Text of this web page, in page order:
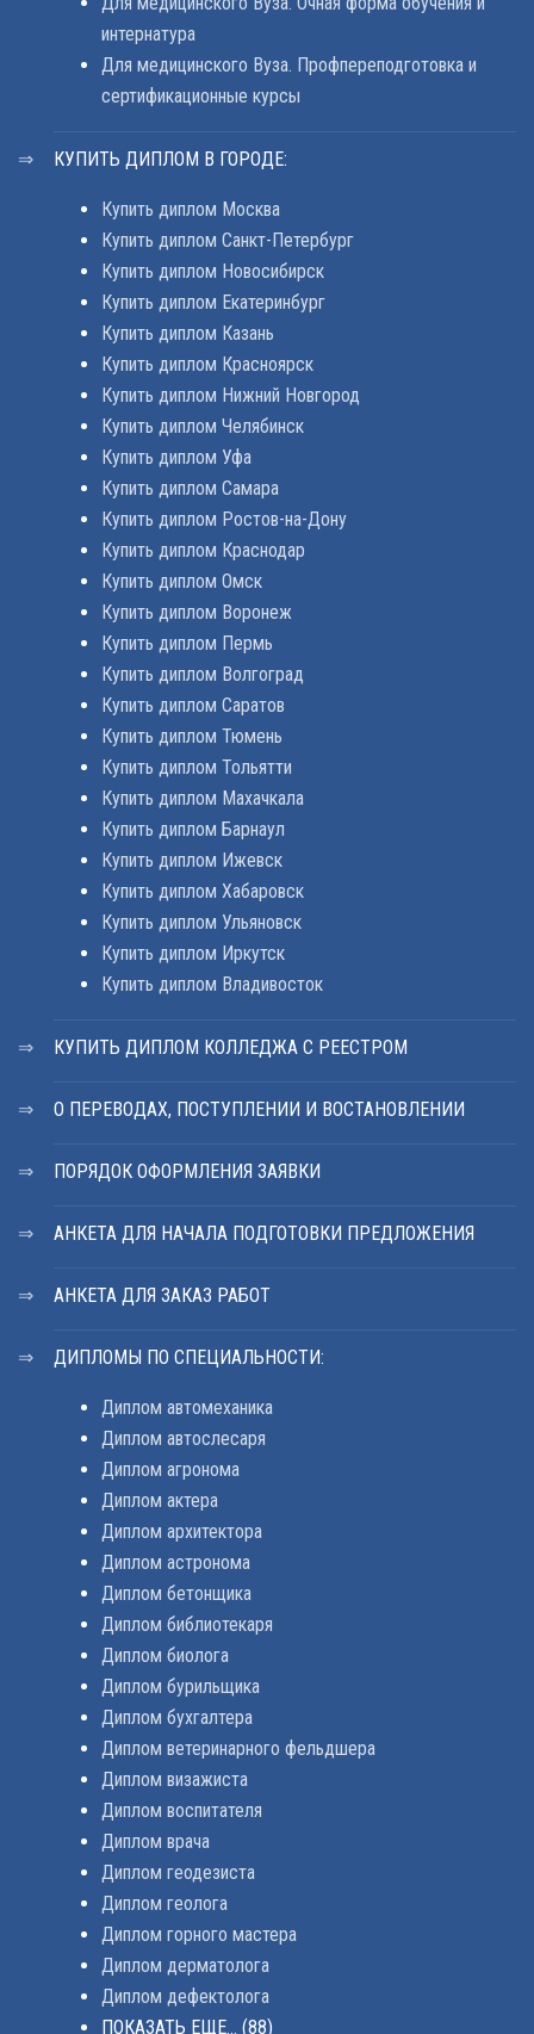
интернатура
Для медицинского Вуза. Профпереподготовка и
сертификационные курсы
КУПИТЬ ДИПЛОМ В ГОРОДЕ:
Купить диплом Москва
Купить диплом Санкт-Петербург
Купить диплом Новосибирск
Купить диплом Екатеринбург
Купить диплом Казань
Купить диплом Красноярск
Купить диплом Нижний Новгород
Купить диплом Челябинск
Купить диплом Уфа
Купить диплом Самара
Купить диплом Ростов-на-Дону
Купить диплом Краснодар
Купить диплом Омск
Купить диплом Воронеж
Купить диплом Пермь
Купить диплом Волгоград
Купить диплом Саратов
Купить диплом Тюмень
Купить диплом Тольятти
Купить диплом Махачкала
Купить диплом Барнаул
Купить диплом Ижевск
Купить диплом Хабаровск
Купить диплом Ульяновск
Купить диплом Иркутск
Купить диплом Владивосток
КУПИТЬ ДИПЛОМ КОЛЛЕДЖА С РЕЕСТРОМ
О ПЕРЕВОДАХ, ПОСТУПЛЕНИИ И ВОСТАНОВЛЕНИИ
ПОРЯДОК ОФОРМЛЕНИЯ ЗАЯВКИ
АНКЕТА ДЛЯ НАЧАЛА ПОДГОТОВКИ ПРЕДЛОЖЕНИЯ
АНКЕТА ДЛЯ ЗАКАЗ РАБОТ
ДИПЛОМЫ ПО СПЕЦИАЛЬНОСТИ:
Диплом автомеханика
Диплом автослесаря
Диплом агронома
Диплом актера
Диплом архитектора
Диплом астронома
Диплом бетонщика
Диплом библиотекаря
Диплом биолога
Диплом бурильщика
Диплом бухгалтера
Диплом ветеринарного фельдшера
Диплом визажиста
Диплом воспитателя
Диплом врача
Диплом геодезиста
Диплом геолога
Диплом горного мастера
Диплом дерматолога
Диплом дефектолога
ПОКАЗАТЬ ЕЩЕ... (88)